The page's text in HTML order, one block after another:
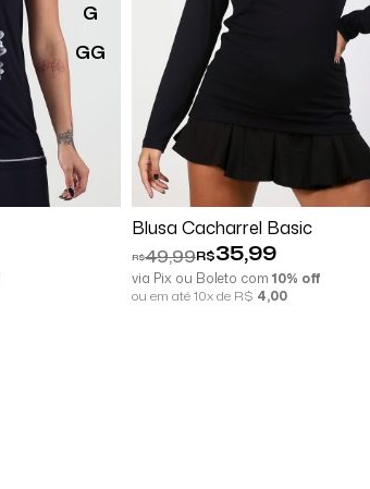
G
GG
Blusa Cacharrel Basic
R$49,99R$35,99
via Pix ou Boleto com10% off
ou em até 10x de R$ 4,00
Comprar